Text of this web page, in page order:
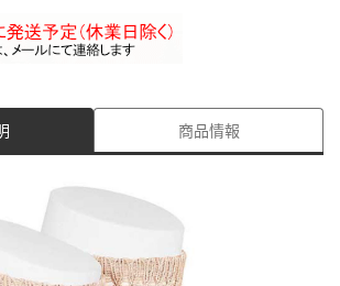
商品情報